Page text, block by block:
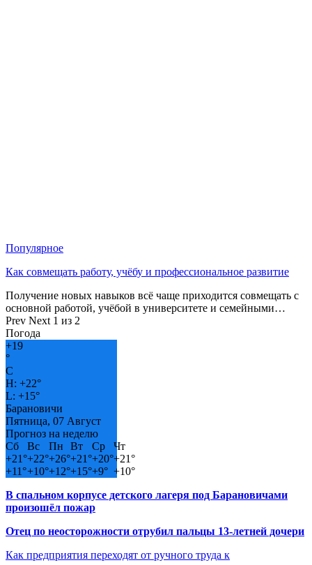
Популярное
Как совмещать работу, учёбу и профессиональное развитие
Получение новых навыков всё чаще приходится совмещать с
основной работой, учёбой в университете и семейными…
Prev Next 1 из 2
Погода
+19
°
C
H: +22°
L: +15°
Барановичи
Пятница, 07 Август
Прогноз на неделю
Сб
Вс Пн Вт Ср
Чт
+21°+22°+26°+21°+20°+21°
+11°+10°+12°+15°+9° +10°
В спальном корпусе детского лагеря под Барановичами
произошёл пожар
Отец по неосторожности отрубил пальцы 13-летней дочери
Как предприятия переходят от ручного труда к